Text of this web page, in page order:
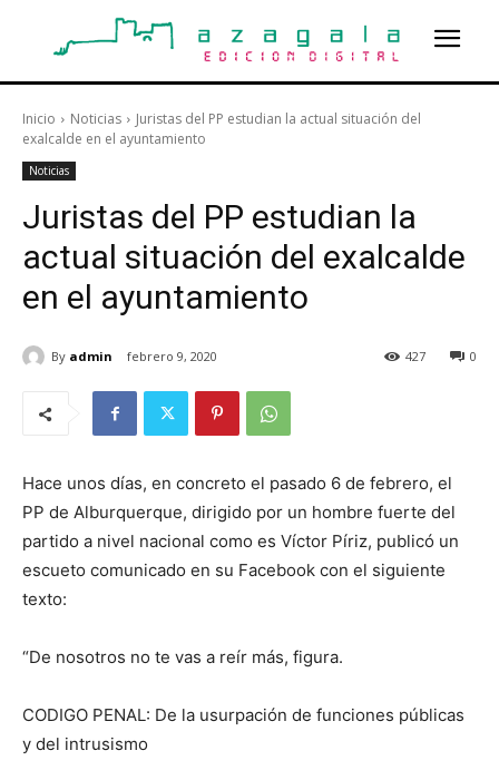
Inicio Noticias
Juristas del PP estudian la actual situación del
exalcalde en el ayuntamiento
Noticias
Juristas del PP estudian la
actual situación del exalcalde
en el ayuntamiento
By admin febrero 9, 2020 0
427
Hace unos días, en concreto el pasado 6 de febrero, el
PP de Alburquerque, dirigido por un hombre fuerte del
partido a nivel nacional como es Víctor Píriz, publicó un
escueto comunicado en su Facebook con el siguiente
texto:
“De nosotros no te vas a reír más, figura.
CODIGO PENAL: De la usurpación de funciones públicas
y del intrusismo